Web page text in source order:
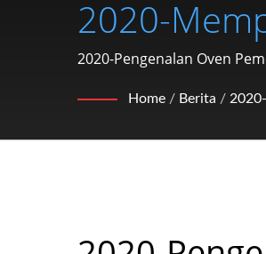
2020-
Pengeluar
Jenis C,
| SHOU
2020-Pengenalan Oven
Home / Berita /